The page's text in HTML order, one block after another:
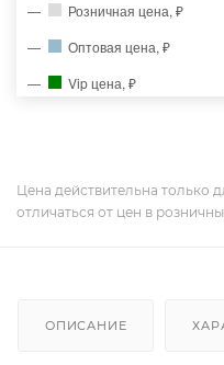
Розничная цена, ₽
Оптовая цена, ₽
Vip цена, ₽
Цена действительна только
отличаться от цен в
ОПИСАНИЕ